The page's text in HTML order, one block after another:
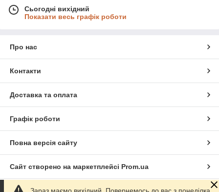
Сьогодні вихідний
Показати весь графік роботи
Про нас
Контакти
Доставка та оплата
Графік роботи
Повна версія сайту
Сайт створено на маркетплейсі Prom.ua
Зараз маємо вихідний. Повернемось до вас з понеділка